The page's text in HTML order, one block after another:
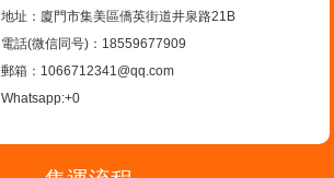
地址：廈門市集美區僑英街道井泉路21B
電話(微信同号)：18559677909
郵箱：1066712341@qq.com
Whatsapp:+0